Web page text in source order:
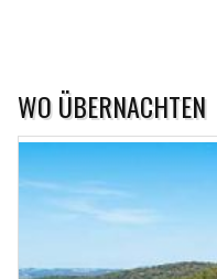
WO ÜBERNACHTEN